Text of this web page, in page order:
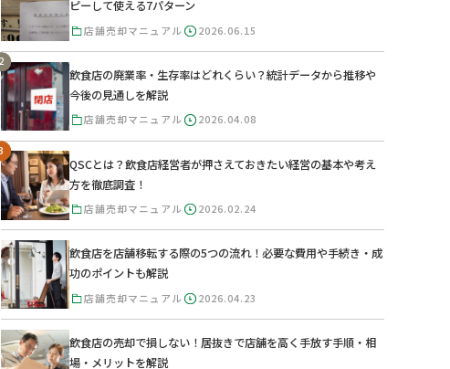
ピーして使える7パターン
店舗売却マニュアル 2026.06.15
飲食店の廃業率・生存率はどれくらい？統計データから推移や
今後の見通しを解説
店舗売却マニュアル 2026.04.08
QSCとは？飲食店経営者が押さえておきたい経営の基本や考え
方を徹底調査！
店舗売却マニュアル 2026.02.24
飲食店を店舗移転する際の5つの流れ！必要な費用や手続き・成
功のポイントも解説
店舗売却マニュアル 2026.04.23
飲食店の売却で損しない！居抜きで店舗を高く手放す手順・相
場・メリットを解説